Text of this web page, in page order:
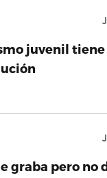
juvenil tiene
graba pero no